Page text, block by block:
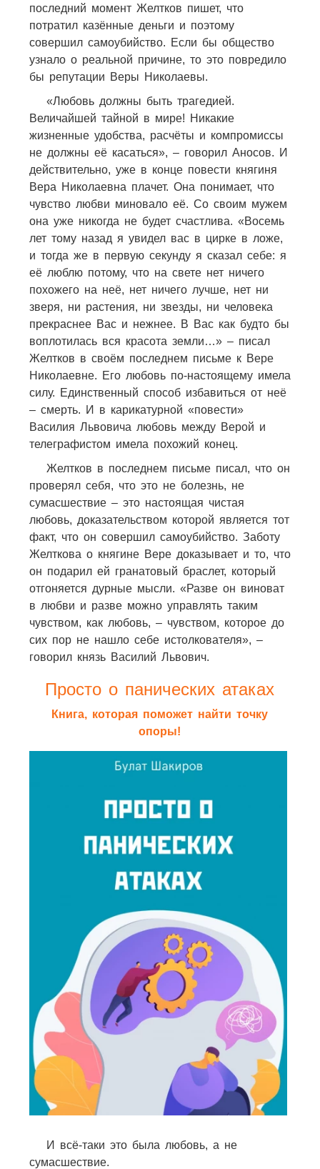
последний момент Желтков пишет, что
потратил казённые деньги и поэтому
совершил самоубийство. Если бы общество
узнало о реальной причине, то это повредило
бы репутации Веры Николаевы.
«Любовь должны быть трагедией.
Величайшей тайной в мире! Никакие
жизненные удобства, расчёты и компромиссы
не должны её касаться», – говорил Аносов. И
действительно, уже в конце повести княгиня
Вера Николаевна плачет. Она понимает, что
чувство любви миновало её. Со своим мужем
она уже никогда не будет счастлива. «Восемь
лет тому назад я увидел вас в цирке в ложе,
и тогда же в первую секунду я сказал себе: я
её люблю потому, что на свете нет ничего
похожего на неё, нет ничего лучше, нет ни
зверя, ни растения, ни звезды, ни человека
прекраснее Вас и нежнее. В Вас как будто бы
воплотилась вся красота земли…» – писал
Желтков в своём последнем письме к Вере
Николаевне. Его любовь по-настоящему имела
силу. Единственный способ избавиться от неё
– смерть. И в карикатурной «повести»
Василия Львовича любовь между Верой и
телеграфистом имела похожий конец.
Желтков в последнем письме писал, что он
проверял себя, что это не болезнь, не
сумасшествие – это настоящая чистая
любовь, доказательством которой является тот
факт, что он совершил самоубийство. Заботу
Желткова о княгине Вере доказывает и то, что
он подарил ей гранатовый браслет, который
отгоняется дурные мысли. «Разве он виноват
в любви и разве можно управлять таким
чувством, как любовь, – чувством, которое до
сих пор не нашло себе истолкователя», –
говорил князь Василий Львович.
Просто о панических атаках
Книга, которая поможет найти точку
опоры!
И всё-таки это была любовь, а не
сумасшествие.